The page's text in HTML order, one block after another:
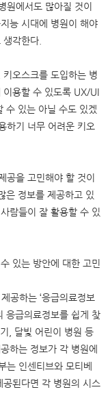
원에서도 많아질 것이
능 시대에 병원이 해야
각한다.
오스크를 도입하는 병
이용할 수 있도록 UX/UI
수 있는 아닐 수도 있겠
하기 너무 어려운 키오
공을 고민해야 할 것이
은 정보를 제공하고 있
람들이 잘 활용할 수 있
있는 방안에 대한 고민
공하는 ‘응급의료정보
응급의료정보를 쉽게 찾
, 달빛 어린이 병원 등
하는 정보가 각 병원에
는 인센티브와 모티베
된다면 각 병원의 시스